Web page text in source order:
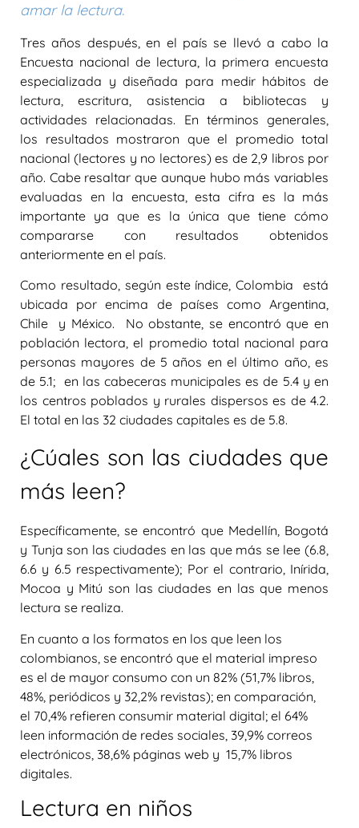
amar la lectura.
Tres años después, en el país se llevó a cabo la
Encuesta nacional de lectura, la primera encuesta
especializada y diseñada para medir hábitos de
lectura, escritura, asistencia a bibliotecas y
actividades relacionadas. En términos generales,
los resultados mostraron que el promedio total
nacional (lectores y no lectores) es de 2,9 libros por
año. Cabe resaltar que aunque hubo más variables
evaluadas en la encuesta, esta cifra es la más
importante ya que es la única que tiene cómo
compararse con resultados obtenidos
anteriormente en el país.
Como resultado, según este índice, Colombia está
ubicada por encima de países como Argentina,
Chile y México. No obstante, se encontró que en
población lectora, el promedio total nacional para
personas mayores de 5 años en el último año, es
de 5.1; en las cabeceras municipales es de 5.4 y en
los centros poblados y rurales dispersos es de 4.2.
El total en las 32 ciudades capitales es de 5.8.
¿Cúales son las ciudades que
más leen?
Específicamente, se encontró que Medellín, Bogotá
y Tunja son las ciudades en las que más se lee (6.8,
6.6 y 6.5 respectivamente); Por el contrario, Inírida,
Mocoa y Mitú son las ciudades en las que menos
lectura se realiza.
En cuanto a los formatos en los que leen los
colombianos, se encontró que el material impreso
es el de mayor consumo con un 82% (51,7% libros,
48%, periódicos y 32,2% revistas); en comparación,
el 70,4% refieren consumir material digital; el 64%
leen información de redes sociales, 39,9% correos
electrónicos, 38,6% páginas web y 15,7% libros
digitales.
Lectura en niños